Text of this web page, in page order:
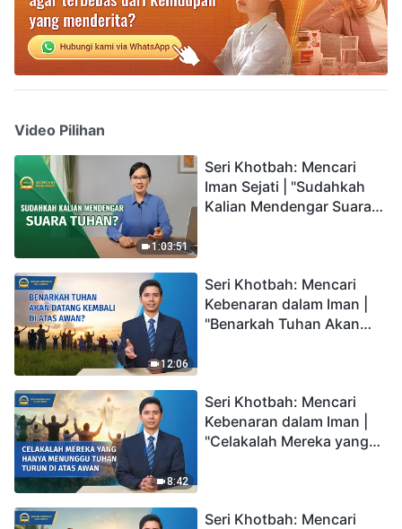
Video Pilihan
1:03:51
Seri Khotbah: Mencari
Iman Sejati | "Sudahkah
Kalian Mendengar Suara
12:06
Seri Khotbah: Mencari
Kebenaran dalam Iman |
"Benarkah Tuhan Akan
8:42
Seri Khotbah: Mencari
Kebenaran dalam Iman |
"Celakalah Mereka yang
Seri Khotbah: Mencari